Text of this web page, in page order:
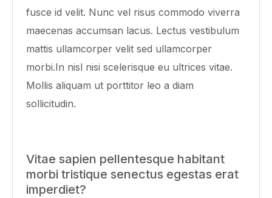
fusce id velit. Nunc vel risus commodo viverra
maecenas accumsan lacus. Lectus vestibulum
mattis ullamcorper velit sed ullamcorper
morbi.In nisl nisi scelerisque eu ultrices vitae.
Mollis aliquam ut porttitor leo a diam
sollicitudin.
Vitae sapien pellentesque habitant
morbi tristique senectus egestas erat
imperdiet?